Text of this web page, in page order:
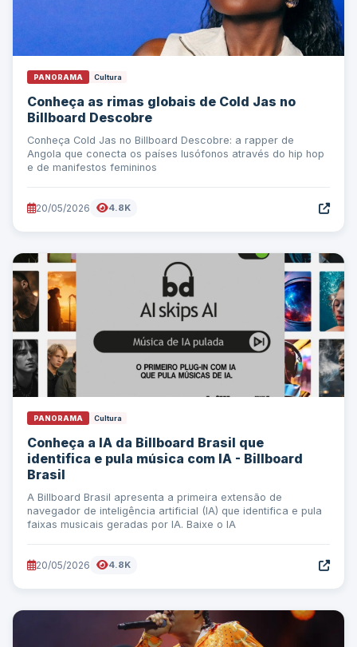
PANORAMA Cultura
Conheça as rimas globais de Cold Jas no
Billboard Descobre
Conheça Cold Jas no Billboard Descobre: a rapper de
Angola que conecta os países lusófonos através do hip hop
e de manifestos femininos
20/05/2026 4.8K
PANORAMA Cultura
Conheça a IA da Billboard Brasil que
identifica e pula música com IA - Billboard
Brasil
A Billboard Brasil apresenta a primeira extensão de
navegador de inteligência artificial (IA) que identifica e pula
faixas musicais geradas por IA. Baixe o IA
20/05/2026 4.8K